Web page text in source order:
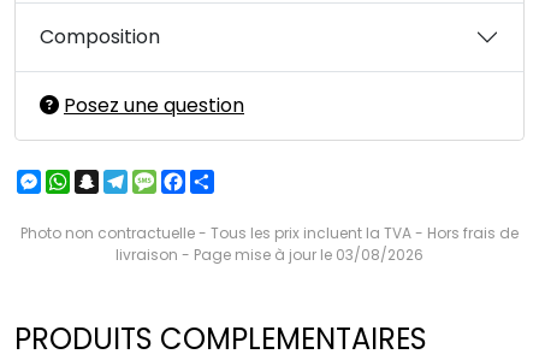
Composition
Posez une question
Messenger
WhatsApp
Snapchat
Telegram
MessageFacebook
Photo non contractuelle - Tous les prix incluent la TVA - Hors frais de
livraison - Page mise à jour le 03/08/2026
PRODUITS COMPLEMENTAIRES